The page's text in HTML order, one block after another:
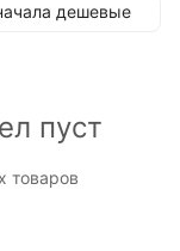
дешевые
пуст
товаров